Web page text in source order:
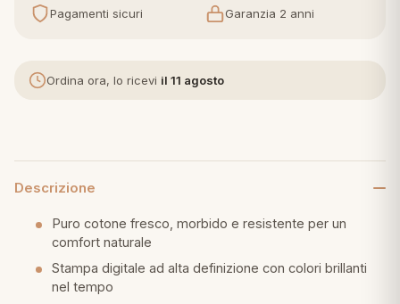
Pagamenti sicuri Garanzia 2 anni
Ordina ora, lo ricevi il 11 agosto
Descrizione
Puro cotone fresco, morbido e resistente per un
comfort naturale
Stampa digitale ad alta definizione con colori brillanti
nel tempo